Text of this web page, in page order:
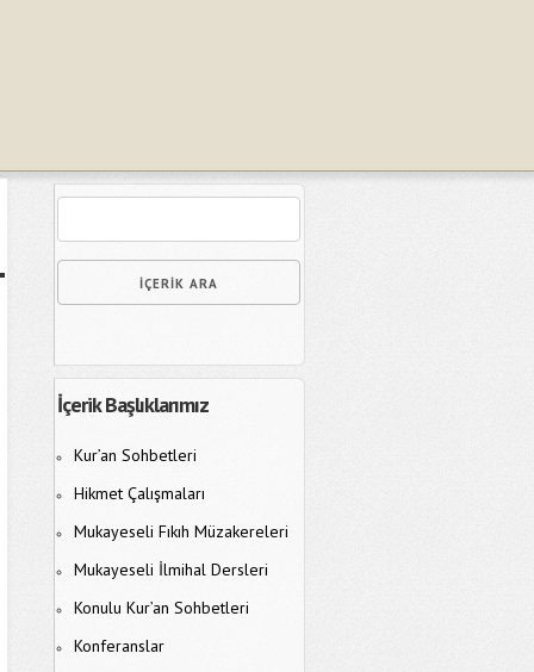
İçerik Başlıklarımız
Kur’an Sohbetleri
Hikmet Çalışmaları
Mukayeseli Fıkıh Müzakereleri
Mukayeseli İlmihal Dersleri
Konulu Kur’an Sohbetleri
Konferanslar